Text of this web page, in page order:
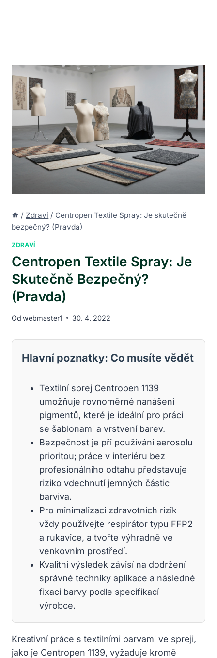
/ Zdraví / Centropen Textile Spray: Je skutečně
bezpečný? (Pravda)
ZDRAVÍ
Centropen Textile Spray: Je
Skutečně Bezpečný?
(Pravda)
Od webmaster1 30. 4. 2022
Hlavní poznatky: Co musíte vědět
Textilní sprej Centropen 1139
umožňuje rovnoměrné nanášení
pigmentů, které je ideální pro práci
se šablonami a vrstvení barev.
Bezpečnost je při používání aerosolu
prioritou; práce v interiéru bez
profesionálního odtahu představuje
riziko vdechnutí jemných částic
barviva.
Pro minimalizaci zdravotních rizik
vždy používejte respirátor typu FFP2
a rukavice, a tvořte výhradně ve
venkovním prostředí.
Kvalitní výsledek závisí na dodržení
správné techniky aplikace a následné
fixaci barvy podle specifikací
výrobce.
Kreativní práce s textilními barvami ve spreji,
jako je Centropen 1139, vyžaduje kromě